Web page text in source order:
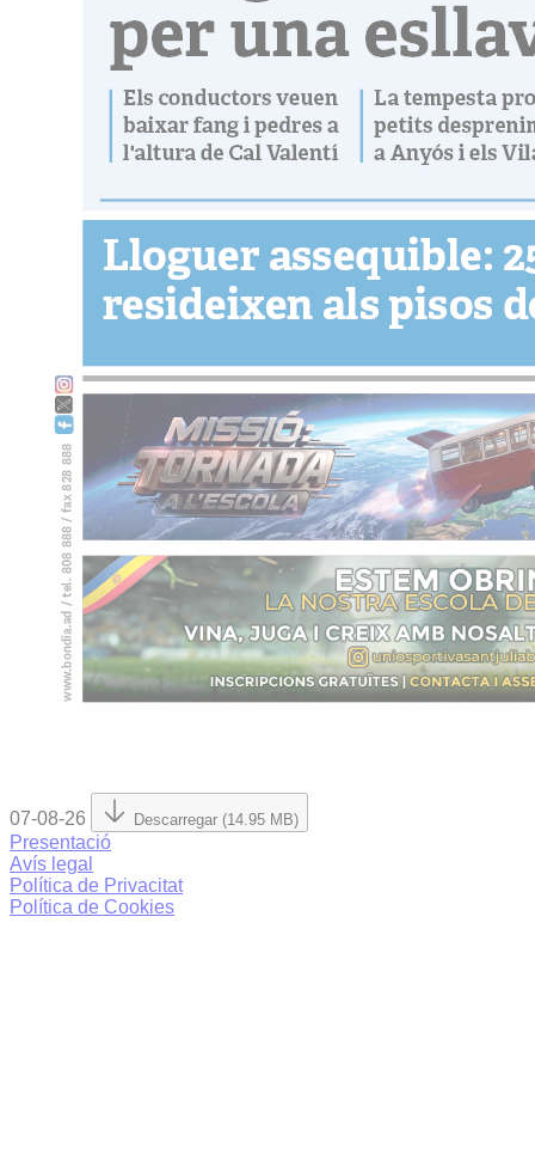
07-08-26 Descarregar (14.95 MB)
Presentació
Avís legal
Política de Privacitat
Política de Cookies